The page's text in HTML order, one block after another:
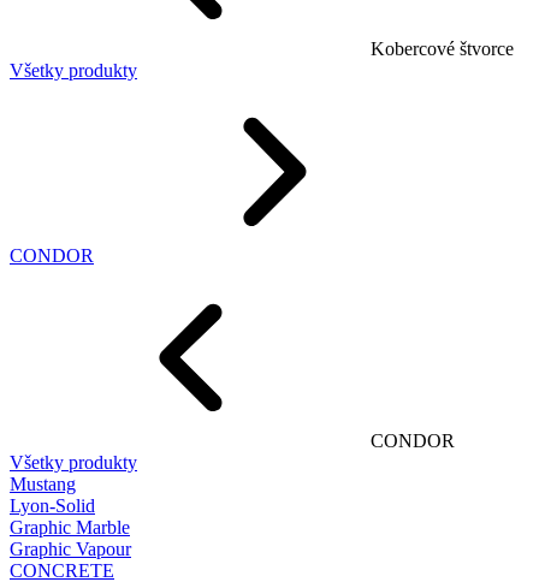
Kobercové štvorce
Všetky produkty
CONDOR
CONDOR
Všetky produkty
Mustang
Lyon-Solid
Graphic Marble
Graphic Vapour
CONCRETE